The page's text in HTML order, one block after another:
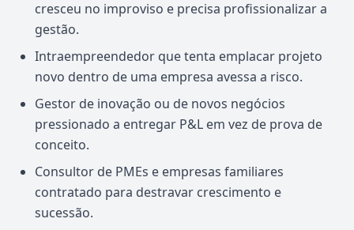
cresceu no improviso e precisa profissionalizar a
gestão.
Intraempreendedor que tenta emplacar projeto
novo dentro de uma empresa avessa a risco.
Gestor de inovação ou de novos negócios
pressionado a entregar P&L em vez de prova de
conceito.
Consultor de PMEs e empresas familiares
contratado para destravar crescimento e
sucessão.